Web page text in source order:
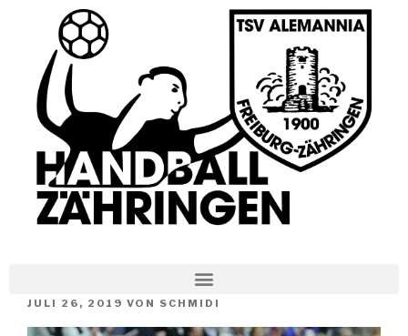
JULI 26, 2019 VON SCHMIDI